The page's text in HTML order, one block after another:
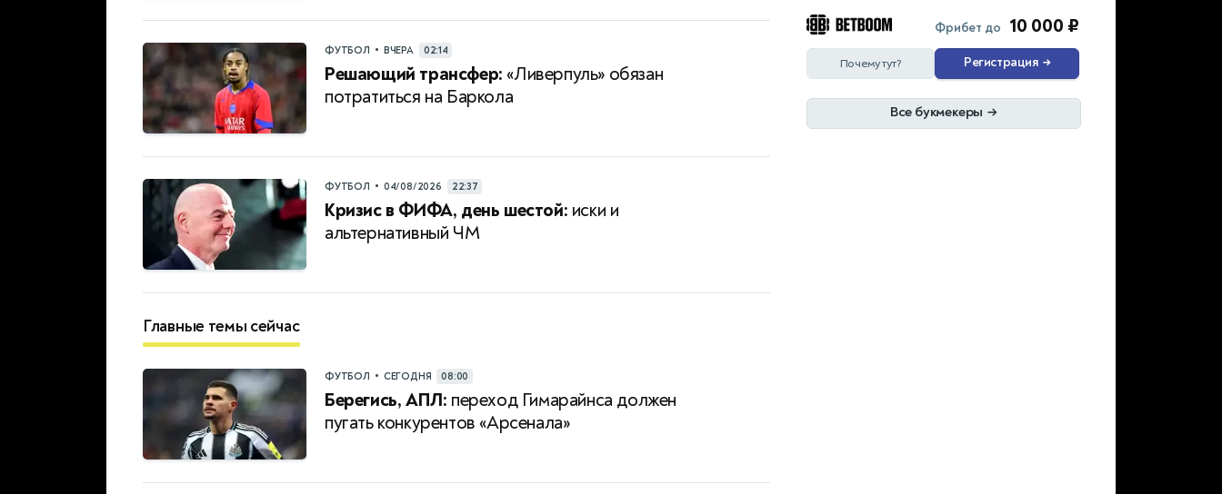
ФУТБОЛ • ВЧЕРА 02:14
Решающий трансфер: «Ливерпуль» обязан
потратиться на Баркола
ФУТБОЛ • 04/08/2026 22:37
Кризис в ФИФА, день шестой: иски и
альтернативный ЧМ
Главные темы сейчас
ФУТБОЛ • СЕГОДНЯ 08:00
Берегись, АПЛ: переход Гимарайнса должен
пугать конкурентов «Арсенала»
Фрибет до 10 000 ₽
Почему тут? Регистрация →
Все букмекеры →